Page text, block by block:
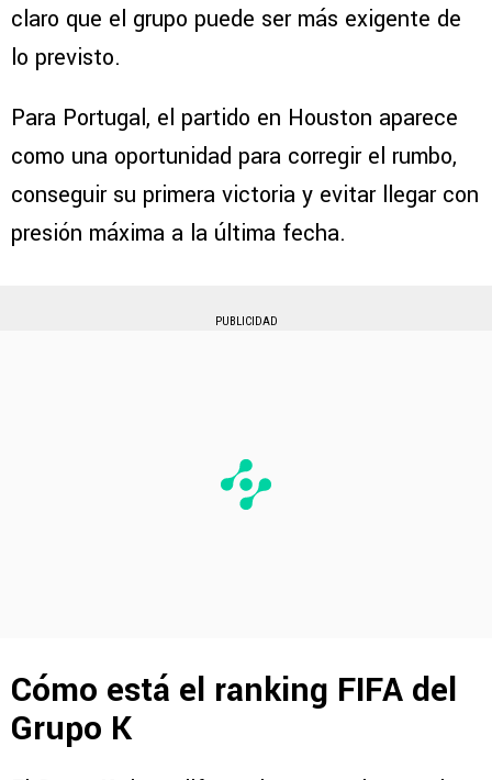
claro que el grupo puede ser más exigente de
lo previsto.
Para Portugal, el partido en Houston aparece
como una oportunidad para corregir el rumbo,
conseguir su primera victoria y evitar llegar con
presión máxima a la última fecha.
PUBLICIDAD
Cómo está el ranking FIFA del
Grupo K